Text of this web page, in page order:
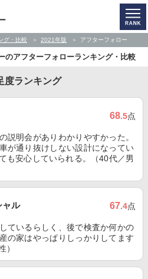
グ・比較 2021年版 アフターフォロー
のアフターフォローランキング・比較
度ランキング
68.5点
説明会がありわかりやすかった。
が通り抜けしない設計になってい
も安心していられる。（40代／男
ャル 67.4点
ているらしく、後で検査か何かの
の家はやっぱりしっかりしてます
）